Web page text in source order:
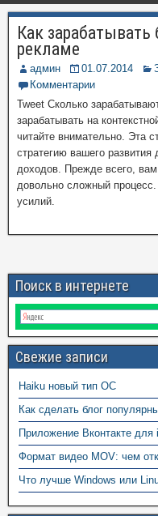
Как
рекламе
админ 01.07.2014
Комментарии
Tweet Сколько
зарабатывать на
читайте внимательно. Эта
стратегию вашего
доходов. Прежде всего,
довольно сложный
усилий.
Поиск в интернете
Свежие записи
Haiku новый тип ОС
Как сделать блог
Приложение Вконтакте
Формат видео MOV: чем
Что лучше Windows или